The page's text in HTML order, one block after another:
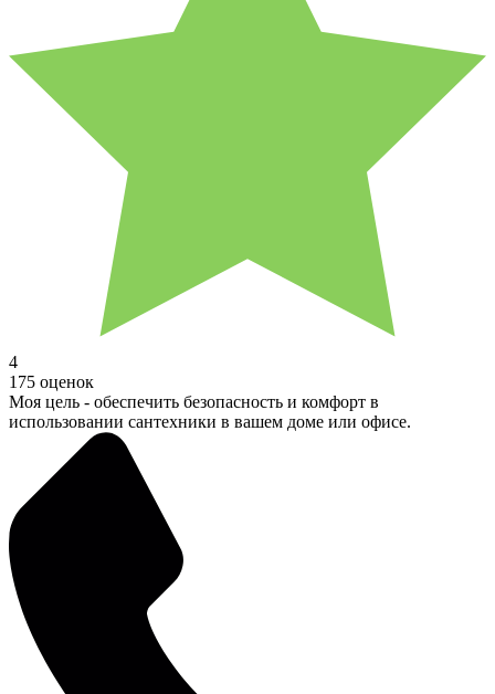
4
175 оценок
Моя цель - обеспечить безопасность и комфорт в
использовании сантехники в вашем доме или офисе.